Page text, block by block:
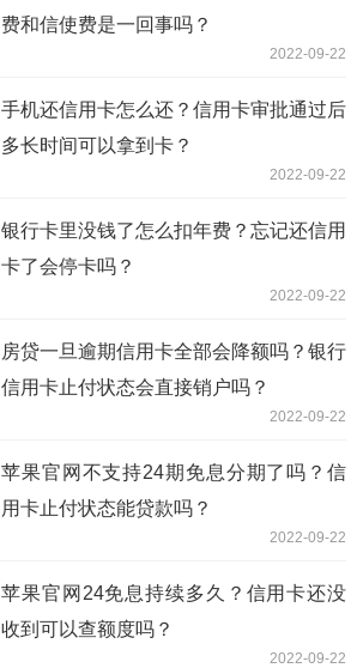
费和信使费是一回事吗？
2022-09-22
手机还信用卡怎么还？信用卡审批通过后
多长时间可以拿到卡？
2022-09-22
银行卡里没钱了怎么扣年费？忘记还信用
卡了会停卡吗？
2022-09-22
房贷一旦逾期信用卡全部会降额吗？银行
信用卡止付状态会直接销户吗？
2022-09-22
苹果官网不支持24期免息分期了吗？信
用卡止付状态能贷款吗？
2022-09-22
苹果官网24免息持续多久？信用卡还没
收到可以查额度吗？
2022-09-22